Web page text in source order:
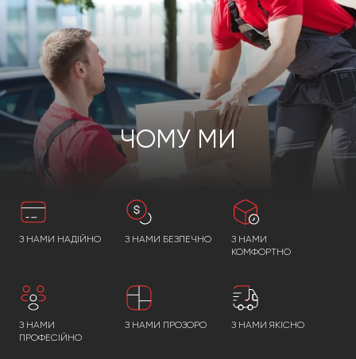
ЧОМУ МИ
З НАМИ НАДІЙНО З НАМИ БЕЗПЕЧНО
З НАМИ
КОМФОРТНО
З НАМИ
ПРОФЕСІЙНО
З НАМИ ПРОЗОРО З НАМИ ЯКІСНО